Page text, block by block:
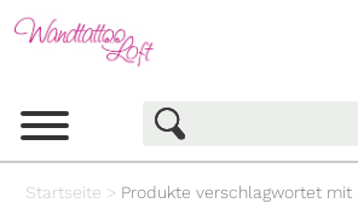
Startseite > Produkte verschlagwortet mit